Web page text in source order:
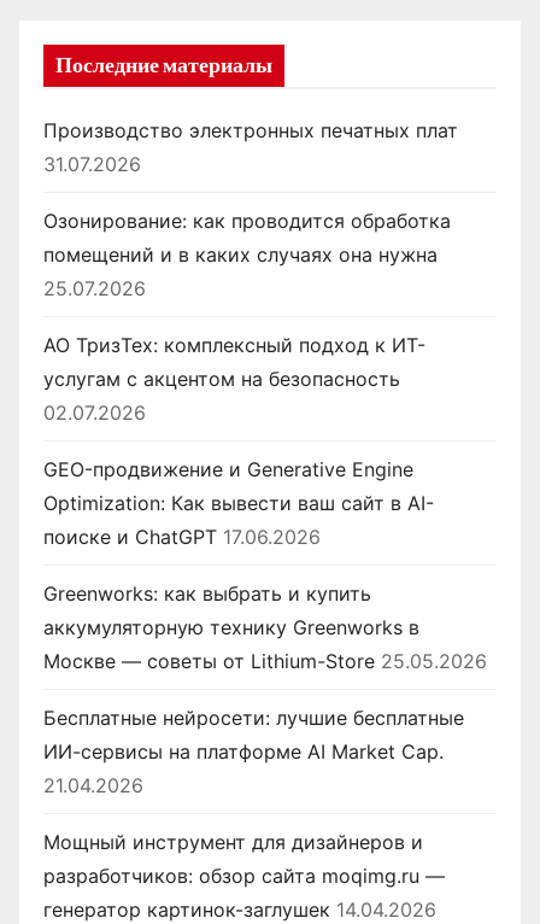
Последние материалы
Производство электронных печатных плат
31.07.2026
Озонирование: как проводится обработка
помещений и в каких случаях она нужна
25.07.2026
АО ТризТех: комплексный подход к ИТ-
услугам с акцентом на безопасность
02.07.2026
GEO-продвижение и Generative Engine
Optimization: Как вывести ваш сайт в AI-
поиске и ChatGPT 17.06.2026
Greenworks: как выбрать и купить
аккумуляторную технику Greenworks в
Москве — советы от Lithium-Store 25.05.2026
Бесплатные нейросети: лучшие бесплатные
ИИ-сервисы на платформе AI Market Cap.
21.04.2026
Мощный инструмент для дизайнеров и
разработчиков: обзор сайта moqimg.ru —
генератор картинок-заглушек 14.04.2026